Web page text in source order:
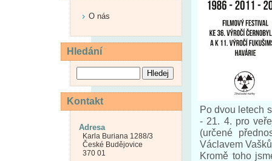
Po dvou letech
- 21. 4. pro
(určené
Václavem
Kromě toho
O nás
Hledání
Kontakt
Adresa
Karla Buriana 1288/3
České Budějovice
370 01